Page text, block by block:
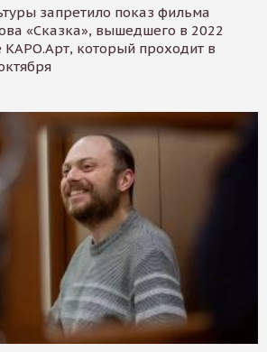
запретило показ фильма
«Сказка», вышедшего в 2022
КАРО.Арт, который проходит в